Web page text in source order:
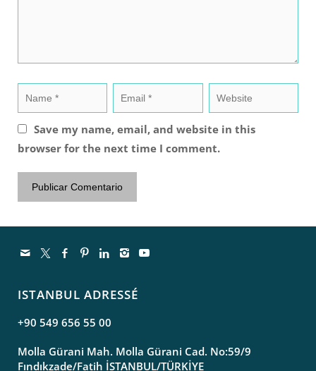
Save my name, email, and website in this
browser for the next time I comment.
ISTANBUL ADRESSÉ
+90 549 656 55 00
Molla Gürani Mah. Molla Gürani Cad. No:59/9
Fındıkzade/Fatih İSTANBUL/TÜRKİYE